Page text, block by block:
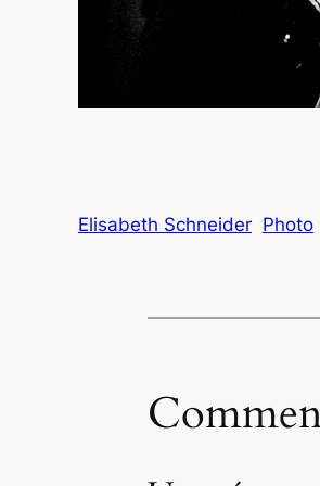
Elisabeth Schneider Photo